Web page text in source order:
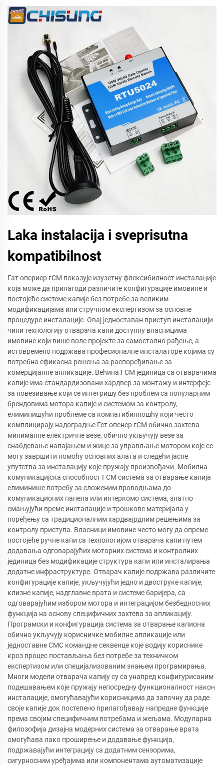
Laka instalacija i sveprisutna
kompatibilnost
Гат опериер гСМ показује изузетну флексибилност инсталације
која може да прилагоди различите конфигурације имовине и
постојеће системе капије без потребе за великим
модификацијама или стручном експертизом за основне
процедуре инсталације. Овај једноставан приступ инсталацији
чини технологију отварача капи доступну власницима
имовине који више воле пројекте за самостално рађење, а
истовремено подржава професионалне инсталаторе којима су
потребна ефикасна решења за распоређивање за
комерцијалне апликације. Већина ГСМ јединица са отварачима
капије има стандардизовани хардвер за монтажу и интерфејс
за повезивање који се интегришу без проблем са популарним
брендовима мотора капије и системом за контролу,
елиминишући проблеме са компатибилношћу који често
комплицирају надоградње Гет опенер гСМ обично захтева
минималне електричне везе, обично укључују везе за
снабдевање напајањем и жице за управљање мотором које се
могу завршити помоћу основних алата и следећи јасне
упутства за инсталацију које пружају произвођачи. Мобилна
комуникацијска способност ГСМ система за отварање капија
елиминише потребу за сложеним проводњама до
комуникационих панела или интеркомо система, знатно
смањујући време инсталације и трошкове материјала у
поређењу са традиционалним хардвајрдним решењима за
контролу приступа. Власници имовине често могу да опреме
постојеће ручне капи са технологијом отварача капи путем
додавања одговарајућих моторних система и контролних
јединица без модификације структура капи или инсталирања
додатне инфраструктуре. Отварач капије подржава различите
конфигурације капије, укључујући једно и двоструке капије,
клизне капије, надглавне врата и системе баријера, са
одговарајућим избором мотора и интеграцијом безбедносних
функција на основу специфичних захтева за апликацију.
Програмски и конфигурација система за отварање капиона
обично укључују корисничке мобилне апликације или
једноставне СМС командне секвенце које водију кориснике
кроз процес постављања без потребе за техничком
експертизом или специјализованим знањем програмирања.
Многи модели отварача капију су са унапред конфигурисаним
подешавањем које пружају непосредну функционалност након
инсталације, омогућавајући корисницима да започну да раде
своје капије док постепено прилагођавају напредне функције
према својим специфичним потребама и жељама. Модуларна
филозофија дизајна модерних система за отварање врата
омогућава лако проширење и додавање функција,
подржавајући интеграцију са додатним сензорима,
сигурносним уређајима или компонентама аутоматизације